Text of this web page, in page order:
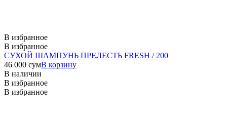
В избранное
В избранное
СУХОЙ ШАМПУНЬ ПРЕЛЕСТЬ FRESH / 200
46 000 сумВ корзину
В наличии
В избранное
В избранное